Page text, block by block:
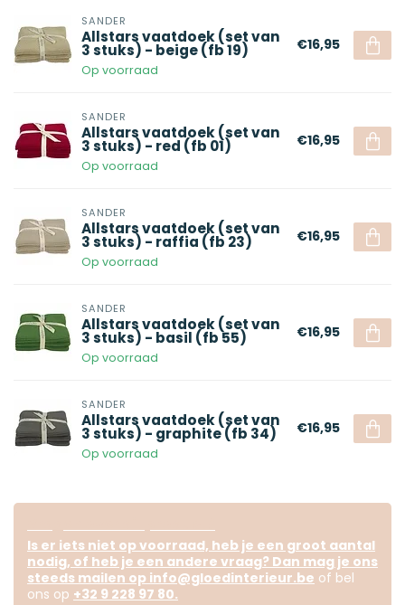
SANDER
Allstars vaatdoek (set van
3 stuks) - beige (fb 19)
Op voorraad
€16,95
SANDER
Allstars vaatdoek (set van
3 stuks) - red (fb 01)
Op voorraad
€16,95
SANDER
Allstars vaatdoek (set van
3 stuks) - raffia (fb 23)
Op voorraad
€16,95
SANDER
Allstars vaatdoek (set van
3 stuks) - basil (fb 55)
Op voorraad
€16,95
SANDER
Allstars vaatdoek (set van
3 stuks) - graphite (fb 34)
Op voorraad
€16,95
Is er iets niet op voorraad, heb je een groot aantal
nodig, of heb je een andere vraag? Dan mag je ons
steeds mailen op info@gloedinterieur.be of bel
ons op +32 9 228 97 80.